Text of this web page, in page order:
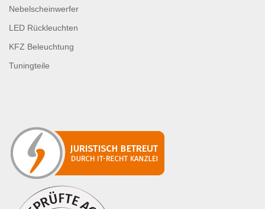
Nebelscheinwerfer
LED Rückleuchten
KFZ Beleuchtung
Tuningteile